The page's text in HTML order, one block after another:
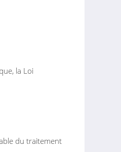
la Loi
du traitement